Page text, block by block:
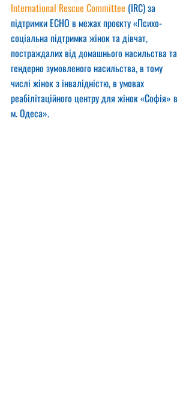
International Rescue Committee (IRC) за
підтримки ECHO в межах проєкту «Психо-
соціальна підтримка жінок та дівчат,
постраждалих від домашнього насильства та
гендерно зумовленого насильства, в тому
числі жінок з інвалідністю, в умовах
реабілітаційного центру для жінок «Софія» в
м. Одеса».